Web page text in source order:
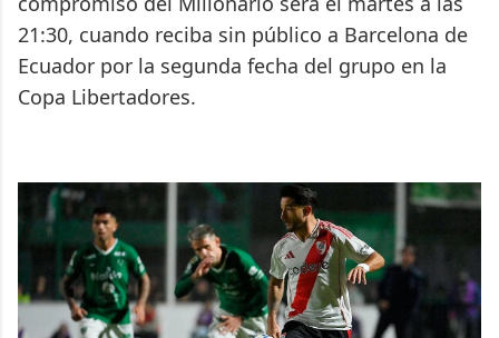
21:30, cuando reciba sin público a Barcelona de
Ecuador por la segunda fecha del grupo en la
Copa Libertadores.